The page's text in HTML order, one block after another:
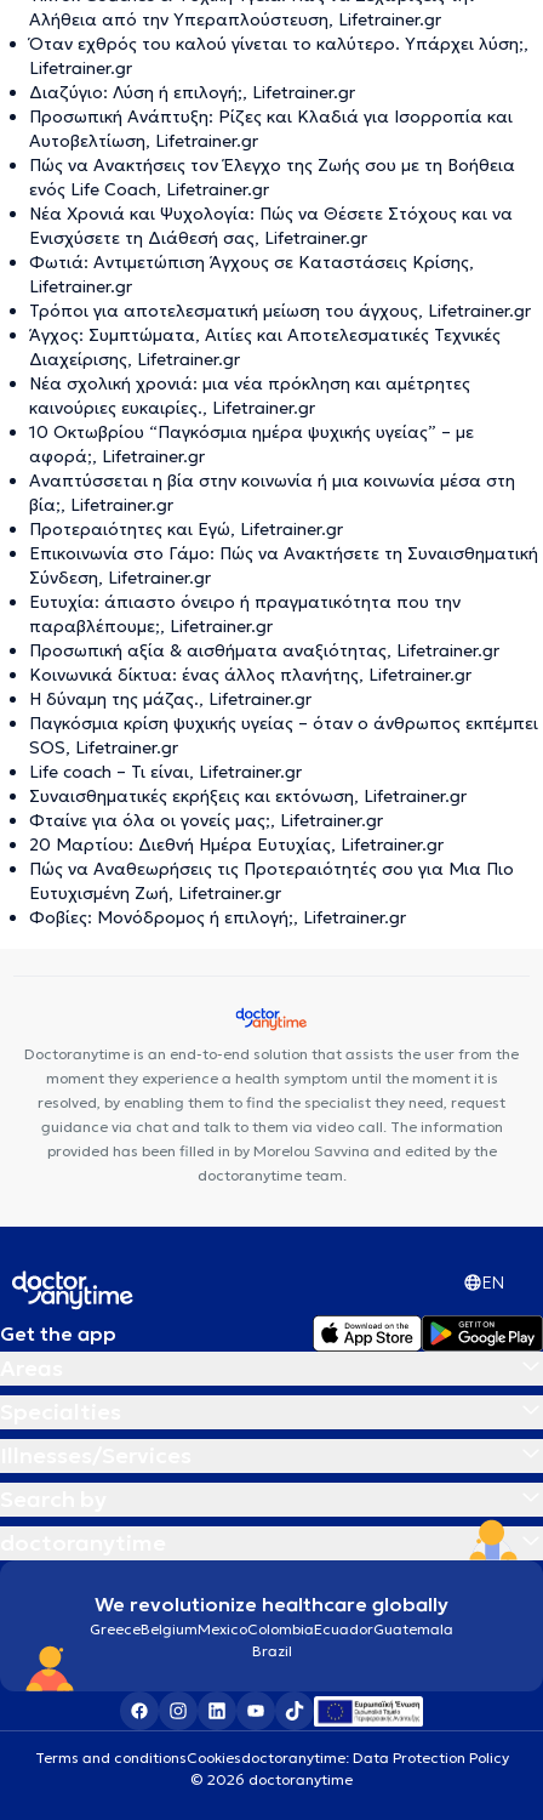
Αλήθεια από την Υπεραπλούστευση, Lifetrainer.gr
Όταν εχθρός του καλού γίνεται το καλύτερο. Υπάρχει λύση;,
Lifetrainer.gr
Διαζύγιο: Λύση ή επιλογή;, Lifetrainer.gr
Προσωπική Ανάπτυξη: Ρίζες και Κλαδιά για Ισορροπία και
Αυτοβελτίωση, Lifetrainer.gr
Πώς να Ανακτήσεις τον Έλεγχο της Ζωής σου με τη Βοήθεια
ενός Life Coach, Lifetrainer.gr
Νέα Χρονιά και Ψυχολογία: Πώς να Θέσετε Στόχους και να
Ενισχύσετε τη Διάθεσή σας, Lifetrainer.gr
Φωτιά: Αντιμετώπιση Άγχους σε Καταστάσεις Κρίσης,
Lifetrainer.gr
Τρόποι για αποτελεσματική μείωση του άγχους, Lifetrainer.gr
Άγχος: Συμπτώματα, Αιτίες και Αποτελεσματικές Τεχνικές
Διαχείρισης, Lifetrainer.gr
Νέα σχολική χρονιά: μια νέα πρόκληση και αμέτρητες
καινούριες ευκαιρίες., Lifetrainer.gr
10 Οκτωβρίου “Παγκόσμια ημέρα ψυχικής υγείας” – με
αφορά;, Lifetrainer.gr
Αναπτύσσεται η βία στην κοινωνία ή μια κοινωνία μέσα στη
βία;, Lifetrainer.gr
Προτεραιότητες και Εγώ, Lifetrainer.gr
Επικοινωνία στο Γάμο: Πώς να Ανακτήσετε τη Συναισθηματική
Σύνδεση, Lifetrainer.gr
Ευτυχία: άπιαστο όνειρο ή πραγματικότητα που την
παραβλέπουμε;, Lifetrainer.gr
Προσωπική αξία & αισθήματα αναξιότητας, Lifetrainer.gr
Κοινωνικά δίκτυα: ένας άλλος πλανήτης, Lifetrainer.gr
H δύναμη της μάζας., Lifetrainer.gr
Παγκόσμια κρίση ψυχικής υγείας – όταν ο άνθρωπος εκπέμπει
SOS, Lifetrainer.gr
Life coach – Τι είναι, Lifetrainer.gr
Συναισθηματικές εκρήξεις και εκτόνωση, Lifetrainer.gr
Φταίνε για όλα οι γονείς μας;, Lifetrainer.gr
20 Μαρτίου: Διεθνή Ημέρα Ευτυχίας, Lifetrainer.gr
Πώς να Αναθεωρήσεις τις Προτεραιότητές σου για Μια Πιο
Ευτυχισμένη Ζωή, Lifetrainer.gr
Φοβίες: Μονόδρομος ή επιλογή;, Lifetrainer.gr
Doctoranytime is an end-to-end solution that assists the user from the
moment they experience a health symptom until the moment it is
resolved, by enabling them to find the specialist they need, request
guidance via chat and talk to them via video call. The information
provided has been filled in by Morelou Savvina and edited by the
doctoranytime team.
EN
Get the app
We revolutionize healthcare globally
GreeceBelgiumMexicoColombiaEcuadorGuatemala
Brazil
Terms and conditionsCookiesdoctoranytime: Data Protection Policy
© 2026 doctoranytime